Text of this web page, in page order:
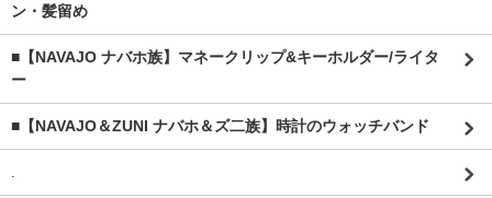
ン・髪留め
■【NAVAJO ナバホ族】マネークリップ&キーホルダー/ライタ
ー
■【NAVAJO＆ZUNI ナバホ＆ズ二族】時計のウォッチバンド